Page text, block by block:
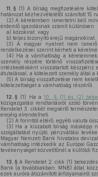
11. § (1) A bírság megfizetésére
határozat kézhezvételétől számított 15
(2) A kérelemben ismertetni kell
érdemlő igazolásnak számít különösen
a) közokirat, vagy
b) teljes bizonyító erejű magánokirat.
(3) A magyar nyelvet nem ismerő
rendelkezései szerint kérheti a
(4) Ha a vámhatóság a
személy részére történő
intézkedésként visszatartott készpénz
átutalással, a kötelezett személy által
(5) A bírság visszafizetése nem
kötelezettséget a vámhatóság részéről.
12. § (1) Ha a10. § (1) és (2)
közigazgatási rendtartásról szóló
Rendelet 3. cikkét megsértő
erejéig elrendelheti.
(2) A forinttól eltérő, egyéb valuta
(3) Ha a kiszabott bírság másképp
szolgáltatást nyújtó, pénzváltási
Magyar Nemzeti Bank hivatalos
vámhatóság intézkedik az Európai
tevékenységet közvetítőnél a külföldi
13. § A Rendelet 2. cikk (1)
Bank (a továbbiakban: MNB) által
ezek euróra átszámított árfolyamairól